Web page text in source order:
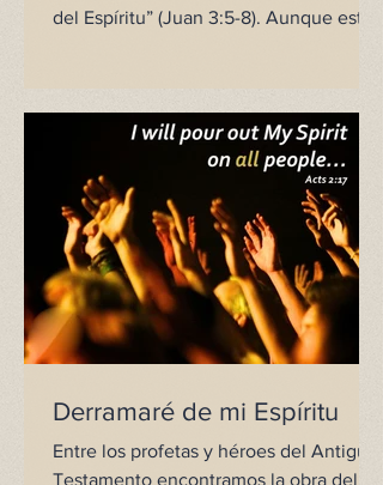
del Espíritu” (Juan 3:5-8). Aunque esta
Derramaré de mi Espíritu
Entre los profetas y héroes del Antiguo
Testamento encontramos la obra del